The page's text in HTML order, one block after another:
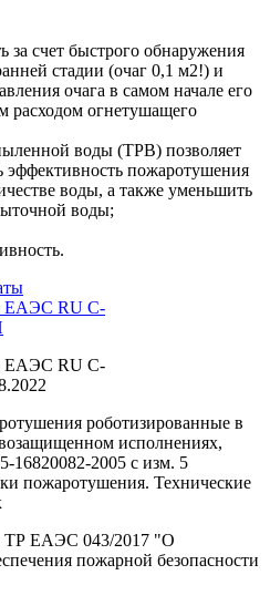
за счет быстрого обнаружения
стадии (очаг 0,1 м2!) и
очага в самом начале его
расходом огнетушащего
воды (ТРВ) позволяет
эффективность пожаротушения
воды, а также уменьшить
воды;
ЕАЭС RU C-
ЕАЭС RU C-
роботизированные в
исполнениях,
16820082-2005 с изм. 5
пожаротушения. Технические
ТР ЕАЭС 043/2017 "О
пожарной безопасности